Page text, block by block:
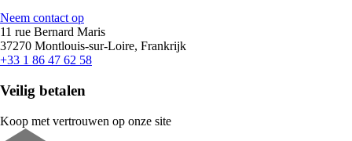
Neem contact op
11 rue Bernard Maris
37270 Montlouis-sur-Loire, Frankrijk
+33 1 86 47 62 58
Veilig betalen
Koop met vertrouwen op onze site